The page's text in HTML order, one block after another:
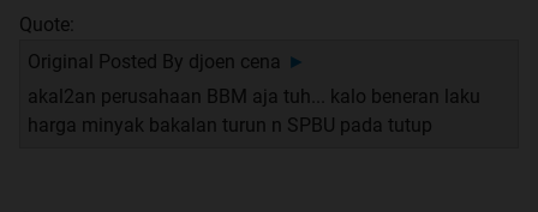
Quote:
Original Posted By djoen cena ►
akal2an perusahaan BBM aja tuh... kalo beneran laku
harga minyak bakalan turun n SPBU pada tutup